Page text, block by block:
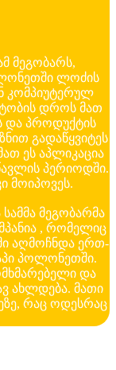
მეგობარს,
ლოძის
კომპიუტერულ
დროს მათ
და პროდუქტის
გადაწყვიტეს
ეს აპლიკაცია
პერიოდში.
მოიპოვეს.
მეგობარმა
, რომელიც
აღმოჩნდა ერთ-
პოლონეთში.
და
ახლდება. მათი
რაც ოდესრაც